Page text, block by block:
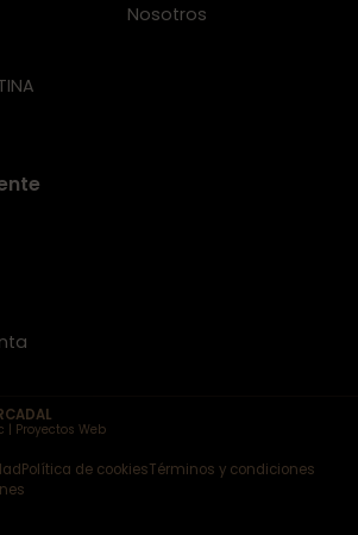
Nosotros
| Proyectos Web
Política de cookiesTérminos y condiciones